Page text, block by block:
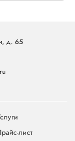
д. 65
лист